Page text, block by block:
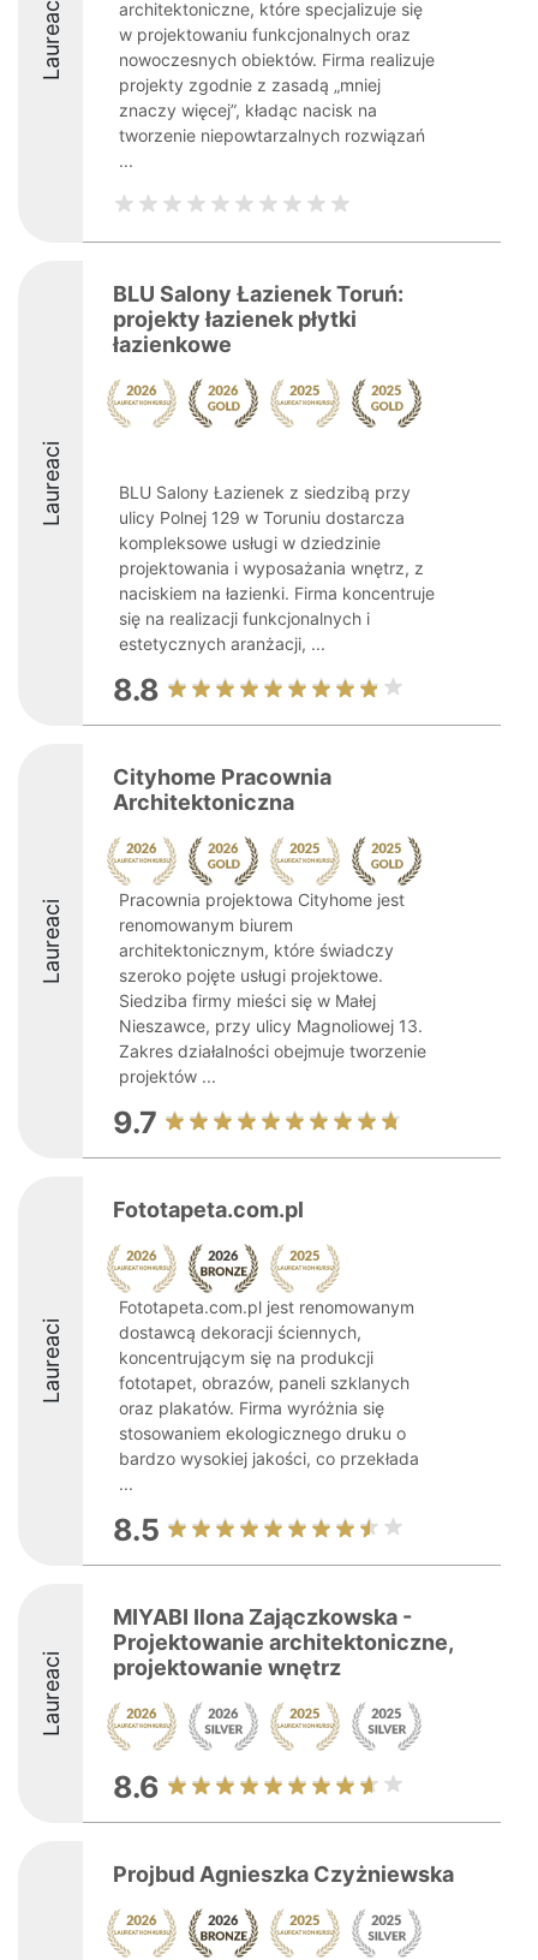
Laureaci
architektoniczne, które specjalizuje się
w projektowaniu funkcjonalnych oraz
nowoczesnych obiektów. Firma realizuje
projekty zgodnie z zasadą „mniej
znaczy więcej”, kładąc nacisk na
tworzenie niepowtarzalnych rozwiązań
...
Laureaci
BLU Salony Łazienek Toruń:
projekty łazienek płytki
łazienkowe
BLU Salony Łazienek z siedzibą przy
ulicy Polnej 129 w Toruniu dostarcza
kompleksowe usługi w dziedzinie
projektowania i wyposażania wnętrz, z
naciskiem na łazienki. Firma koncentruje
się na realizacji funkcjonalnych i
estetycznych aranżacji, ...
8.8
Laureaci
Cityhome Pracownia
Architektoniczna
Pracownia projektowa Cityhome jest
renomowanym biurem
architektonicznym, które świadczy
szeroko pojęte usługi projektowe.
Siedziba firmy mieści się w Małej
Nieszawce, przy ulicy Magnoliowej 13.
Zakres działalności obejmuje tworzenie
projektów ...
9.7
Laureaci
Fototapeta.com.pl
Fototapeta.com.pl jest renomowanym
dostawcą dekoracji ściennych,
koncentrującym się na produkcji
fototapet, obrazów, paneli szklanych
oraz plakatów. Firma wyróżnia się
stosowaniem ekologicznego druku o
bardzo wysokiej jakości, co przekłada
...
8.5
Laureaci
MIYABI Ilona Zajączkowska -
Projektowanie architektoniczne,
projektowanie wnętrz
8.6
Projbud Agnieszka Czyżniewska